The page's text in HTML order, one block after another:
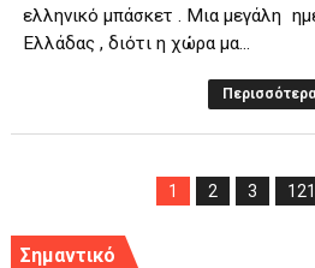
ελληνικό μπάσκετ . Μια μεγάλη
Ελλάδας , διότι η χώρα μα...
Περισσότερα
1 2 3
Σημαντικό